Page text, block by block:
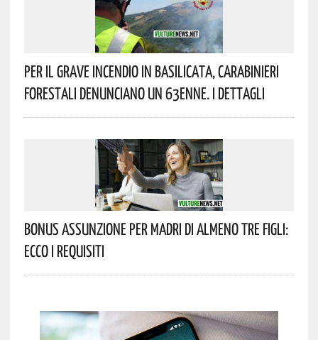
Per Il Grave Incendio In Basilicata, Carabinieri
Forestali Denunciano Un 63enne. I Dettagli
Bonus Assunzione Per Madri Di Almeno Tre Figli:
Ecco I Requisiti